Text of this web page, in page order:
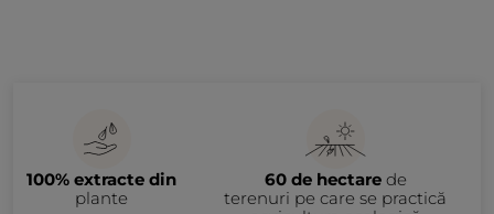
100% extracte din
plante
60 de hectarede
terenuri pe care se practică